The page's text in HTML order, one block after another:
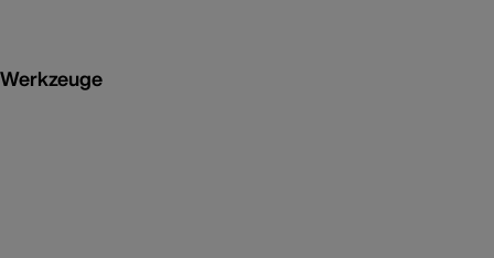
Werkzeuge